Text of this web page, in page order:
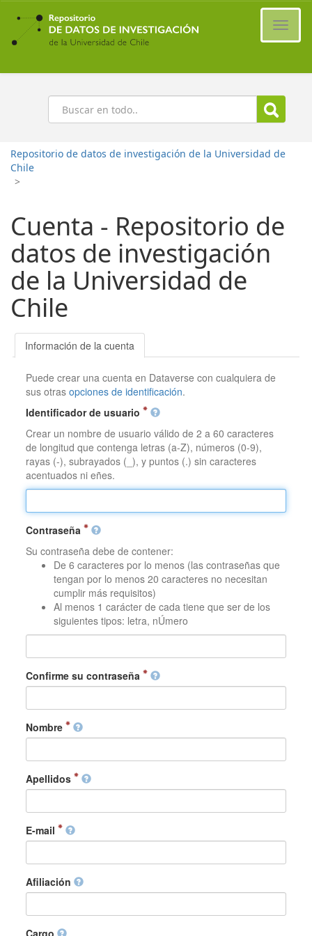
Ir
contenido
principal
Buscar
Repositorio de datos de investigación de la Universidad de
Chile
>
Cuenta - Repositorio de
datos de investigación
de la Universidad de
Chile
Información de la cuenta
Puede crear una cuenta en Dataverse con cualquiera de
sus otrasopciones de identificación.
Identificador de usuario
Crear un nombre de usuario válido de 2 a 60 caracteres
de longitud que contenga letras (a-Z), números (0-9),
rayas (-), subrayados (_), y puntos (.) sin caracteres
acentuados ni eñes.
Contraseña
Su contraseña debe de contener:
De 6 caracteres por lo menos (las contraseñas que
tengan por lo menos 20 caracteres no necesitan
cumplir más requisitos)
Al menos 1 carácter de cada tiene que ser de los
siguientes tipos: letra, nÚmero
Confirme su contraseña
Nombre
Apellidos
E-mail
Afiliación
Cargo